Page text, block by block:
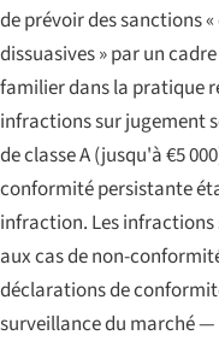
de prévoir des sanctions
dissuasives » par un
familier dans la pratique
infractions sur jugement
de classe A (jusqu'à €5
conformité persistante
infraction. Les
aux cas de non-
déclarations de
surveillance du marché